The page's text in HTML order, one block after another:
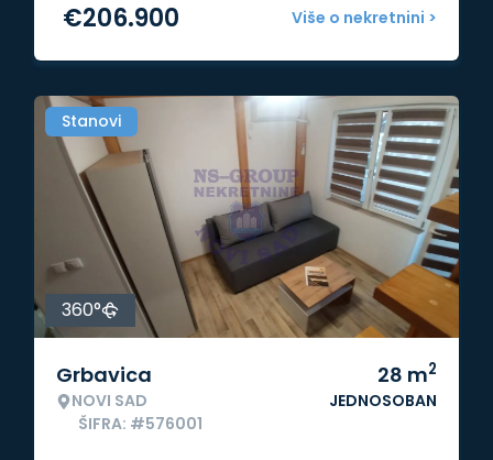
Više o nekretnini >
€206.900
Stanovi
360°
Grbavica
NOVI SAD
ŠIFRA: #576001
28 m2
JEDNOSOBAN